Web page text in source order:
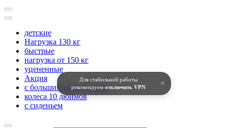
Для стабильной работы
рекомендуем отключить VPN ×
детские
Нагрузка 130 кг
быстрые
нагрузка от 150 кг
уцененные
Акция
с большим запасом хода
колеса 10 дюймов
с сиденьем